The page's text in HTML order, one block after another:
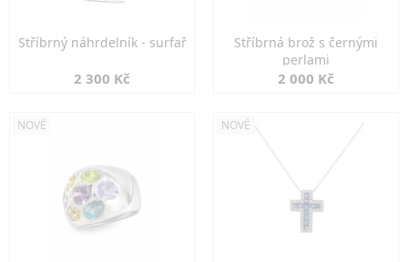
Stříbrný náhrdelník - surfař
2 300 Kč
Stříbrná brož s černými
perlami
2 000 Kč
NOVÉ NOVÉ